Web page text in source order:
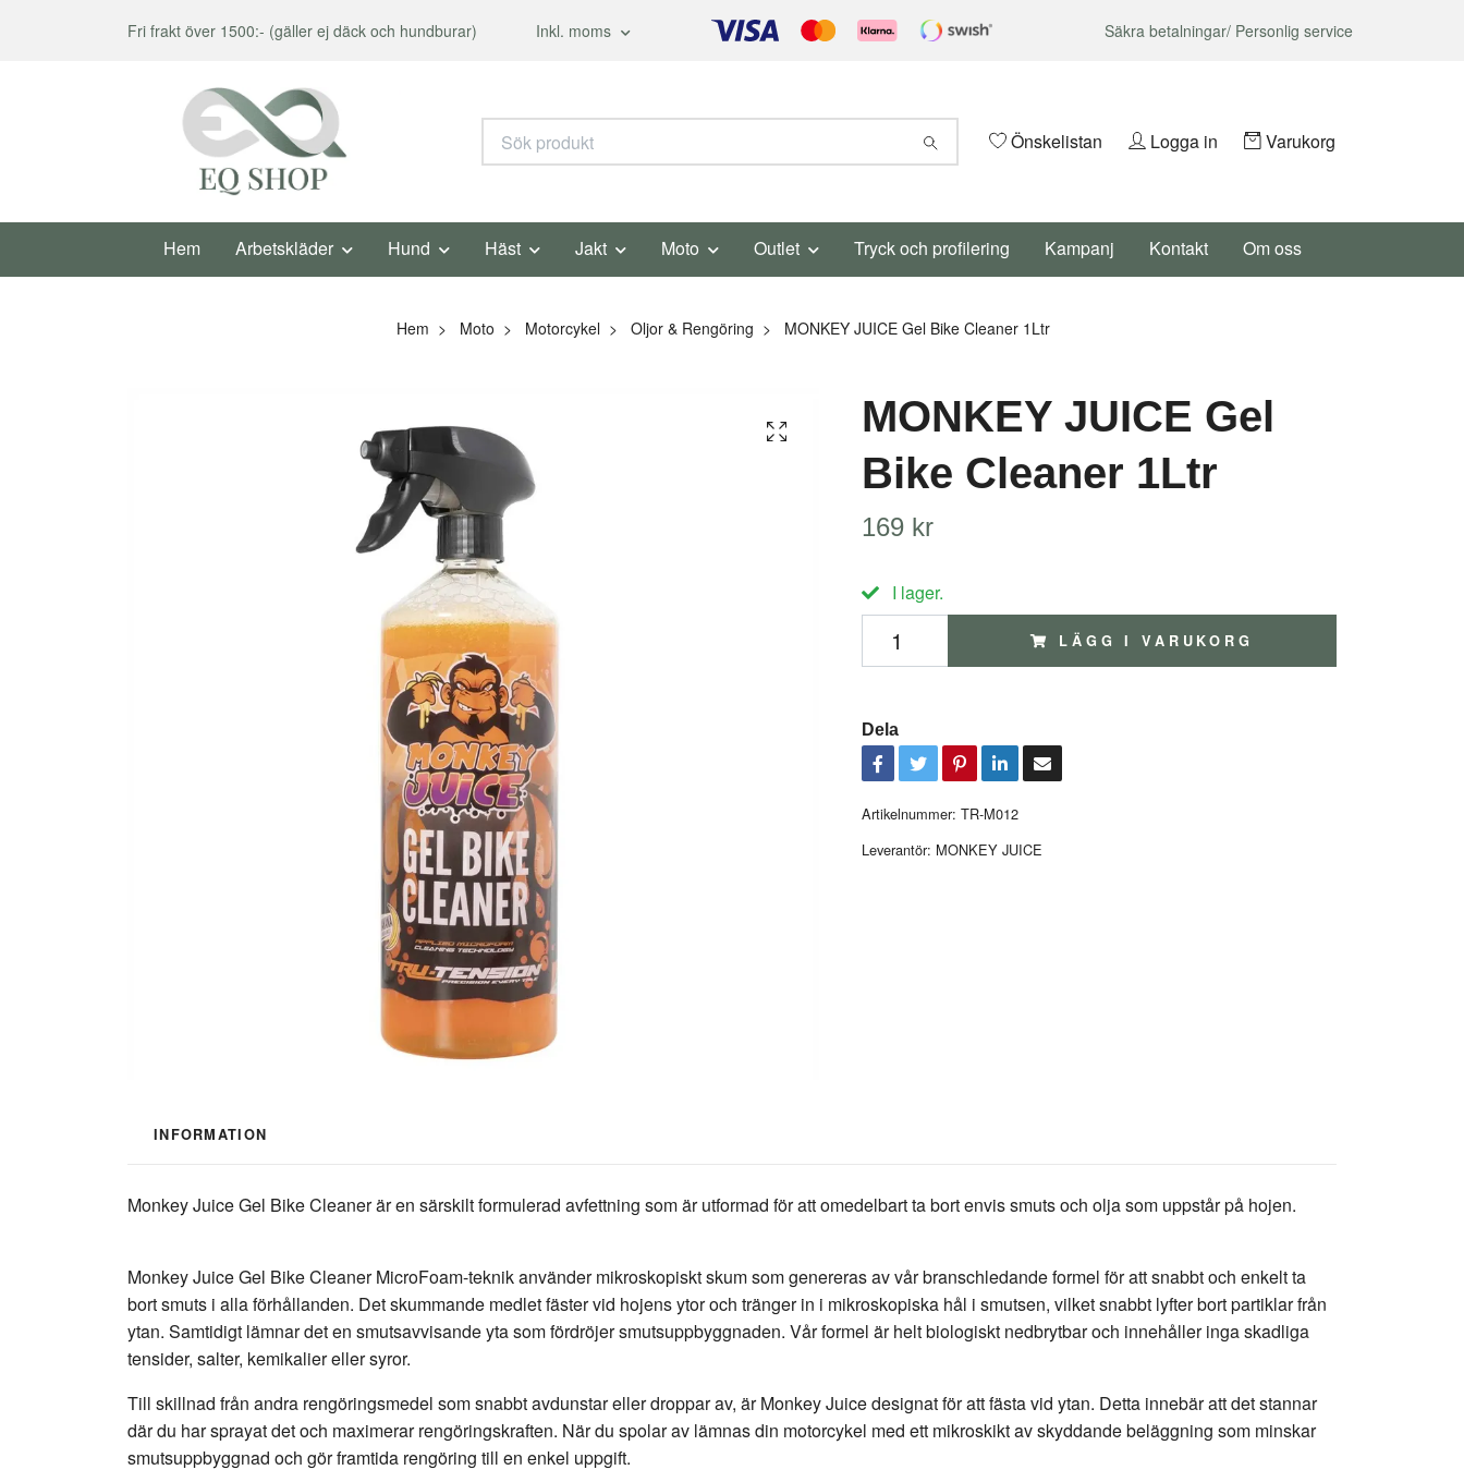
Fri frakt över 1500:- (gäller ej däck och hundburar) Inkl. moms Säkra betalningar/ Personlig service
Önskelistan Logga in Varukorg
Hem Arbetskläder Hund Häst Jakt Moto Outlet Tryck och profilering Kampanj Kontakt Om oss
Hem Moto Motorcykel Oljor & Rengöring MONKEY JUICE Gel Bike Cleaner 1Ltr
MONKEY JUICE Gel
Bike Cleaner 1Ltr
169 kr
I lager.
LÄGG I VARUKORG
Dela
Artikelnummer: TR-M012
Leverantör: MONKEY JUICE
INFORMATION
Monkey Juice Gel Bike Cleaner är en särskilt formulerad avfettning som är utformad för att omedelbart ta bort envis smuts och olja som uppstår på hojen.
Monkey Juice Gel Bike Cleaner MicroFoam-teknik använder mikroskopiskt skum som genereras av vår branschledande formel för att snabbt och enkelt ta
bort smuts i alla förhållanden. Det skummande medlet fäster vid hojens ytor och tränger in i mikroskopiska hål i smutsen, vilket snabbt lyfter bort partiklar från
ytan. Samtidigt lämnar det en smutsavvisande yta som fördröjer smutsuppbyggnaden. Vår formel är helt biologiskt nedbrytbar och innehåller inga skadliga
tensider, salter, kemikalier eller syror.
Till skillnad från andra rengöringsmedel som snabbt avdunstar eller droppar av, är Monkey Juice designat för att fästa vid ytan. Detta innebär att det stannar
där du har sprayat det och maximerar rengöringskraften. När du spolar av lämnas din motorcykel med ett mikroskikt av skyddande beläggning som minskar
smutsuppbyggnad och gör framtida rengöring till en enkel uppgift.